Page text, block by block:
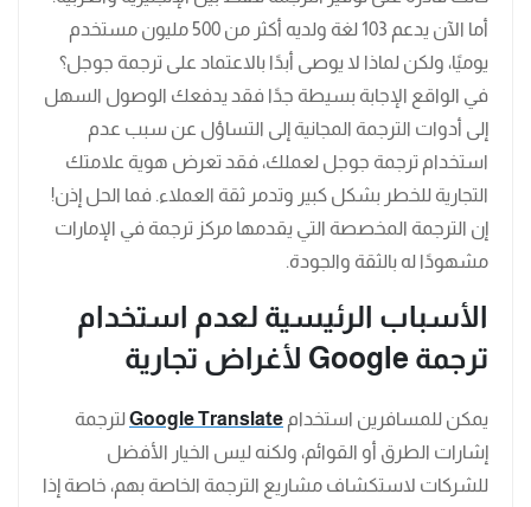
أما الآن يدعم 103 لغة ولديه أكثر من 500 مليون مستخدم
يوميًا، ولكن لماذا لا يوصى أبدًا بالاعتماد على ترجمة جوجل؟
في الواقع الإجابة بسيطة جدًا فقد يدفعك الوصول السهل
إلى أدوات الترجمة المجانية إلى التساؤل عن سبب عدم
استخدام ترجمة جوجل لعملك، فقد تعرض هوية علامتك
التجارية للخطر بشكل كبير وتدمر ثقة العملاء. فما الحل إذن!
إن الترجمة المخصصة التي يقدمها مركز ترجمة في الإمارات
مشهودًا له بالثقة والجودة.
الأسباب الرئيسية لعدم استخدام
ترجمة
لأغراض تجارية
يمكن للمسافرين استخدام Google Translateلترجمة
إشارات الطرق أو القوائم، ولكنه ليس الخيار الأفضل
للشركات لاستكشاف مشاريع الترجمة الخاصة بهم، خاصة إذا